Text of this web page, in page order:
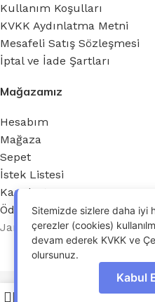
Kullanım Koşulları
KVKK Aydınlatma Metni
Mesafeli Satış Sözleşmesi
İptal ve İade Şartları
Mağazamız
Hesabım
Mağaza
Sepet
İstek Listesi
Karşılaştır
Ödeme
Jant Noktası 2026 - Tüm
225/45R17 94W
OdrinDigital
Sitemizde sizlere daha iyi
çerezler (cookies)
devam ederek KVKK ve
olursunuz.
Kabul